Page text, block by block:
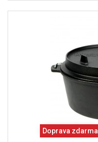
Doprava zdarma